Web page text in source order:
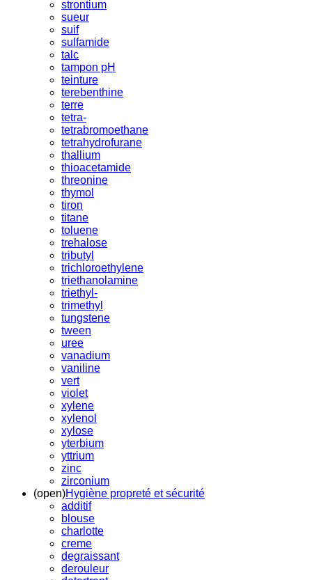
strontium
sueur
suif
sulfamide
talc
tampon pH
teinture
terebenthine
terre
tetra-
tetrabromoethane
tetrahydrofurane
thallium
thioacetamide
threonine
thymol
tiron
titane
toluene
trehalose
tributyl
trichloroethylene
triethanolamine
triethyl-
trimethyl
tungstene
tween
uree
vanadium
vaniline
vert
violet
xylene
xylenol
xylose
yterbium
yttrium
zinc
zirconium
(open)Hygiène propreté et sécurité
additif
blouse
charlotte
creme
degraissant
derouleur